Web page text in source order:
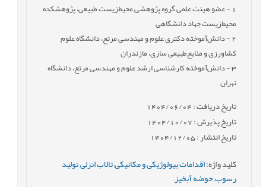
- عضو هیئت علمی گروه پژوهشی محیط‌زیست طبیعی، پژوهشکده
محیط‌زیست جهاد دانشگاهی
2- دانش‌آموخته دکتری علوم و مهندسی مرتع، دانشگاه علوم
کشاورزی و منابع‌طبیعی ساری، مازندران
3- دانش‌آموخته کارشناسی ارشد علوم و مهندسی مرتع، دانشگاه
تهران
تاریخ دریافت : 1404/06/04
تاریخ پذیرش : 1404/10/07
تاریخ انتشار : 1404/12/05
کلید واژه:اقدامات بیولوژیکی و مکانیکی,تالاب انزلی,تولید
رسوب,حوضه آبخیز,